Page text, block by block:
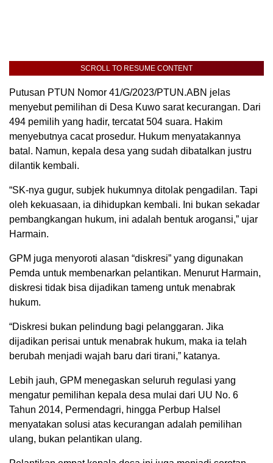
SCROLL TO RESUME CONTENT
Putusan PTUN Nomor 41/G/2023/PTUN.ABN jelas
menyebut pemilihan di Desa Kuwo sarat kecurangan. Dari
494 pemilih yang hadir, tercatat 504 suara. Hakim
menyebutnya cacat prosedur. Hukum menyatakannya
batal. Namun, kepala desa yang sudah dibatalkan justru
dilantik kembali.
“SK-nya gugur, subjek hukumnya ditolak pengadilan. Tapi
oleh kekuasaan, ia dihidupkan kembali. Ini bukan sekadar
pembangkangan hukum, ini adalah bentuk arogansi,” ujar
Harmain.
GPM juga menyoroti alasan “diskresi” yang digunakan
Pemda untuk membenarkan pelantikan. Menurut Harmain,
diskresi tidak bisa dijadikan tameng untuk menabrak
hukum.
“Diskresi bukan pelindung bagi pelanggaran. Jika
dijadikan perisai untuk menabrak hukum, maka ia telah
berubah menjadi wajah baru dari tirani,” katanya.
Lebih jauh, GPM menegaskan seluruh regulasi yang
mengatur pemilihan kepala desa mulai dari UU No. 6
Tahun 2014, Permendagri, hingga Perbup Halsel
menyatakan solusi atas kecurangan adalah pemilihan
ulang, bukan pelantikan ulang.